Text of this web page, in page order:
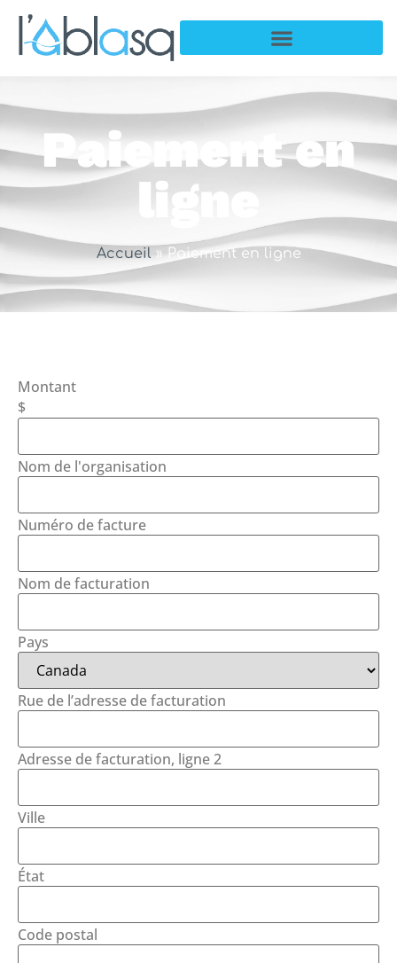
Paiement en
ligne
Accueil » Paiement en ligne
Montant
$
Nom de l'organisation
Numéro de facture
Nom de facturation
Pays
Rue de l’adresse de facturation
Adresse de facturation, ligne 2
Ville
État
Code postal